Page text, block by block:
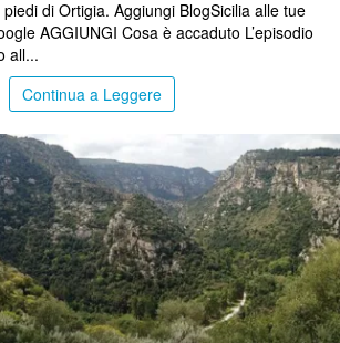
di Ortigia. Aggiungi BlogSicilia alle tue
AGGIUNGI Cosa è accaduto L’episodio
all...
Continua a Leggere